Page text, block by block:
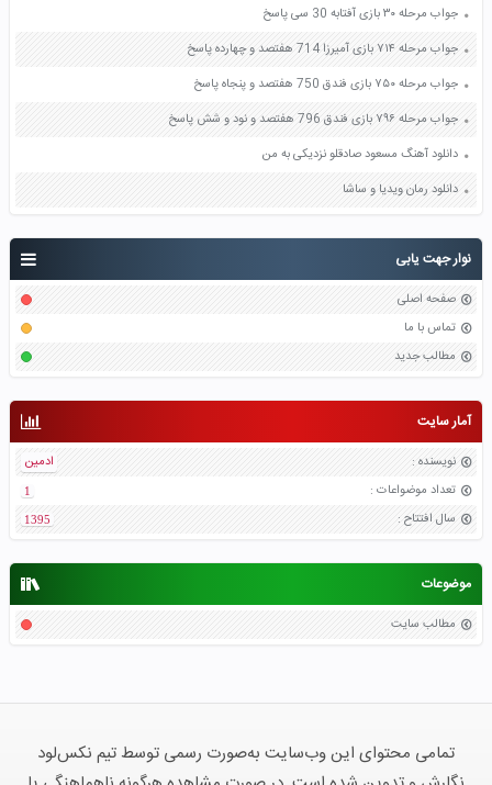
نوار جهت یابی
صفحه اصلی
تماس با ما
مطالب جدید
آمار سایت
نویسنده :
ادمین
تعداد موضواعات :
1
سال افتتاح :
1395
موضوعات
مطالب سایت
جواب مرحله ۳۰ بازی آفتابه 30 سی پاسخ
جواب مرحله ۷۱۴ بازی آمیرزا 714 هفتصد و چهارده پاسخ
جواب مرحله ۷۵۰ بازی فندق 750 هفتصد و پنجاه پاسخ
جواب مرحله ۷۹۶ بازی فندق 796 هفتصد و نود و شش پاسخ
دانلود آهنگ مسعود صادقلو نزدیکی به من
دانلود رمان ویدیا و ساشا
تمامی محتوای این وب‌سایت به‌صورت رسمی توسط تیم نکس‌لود